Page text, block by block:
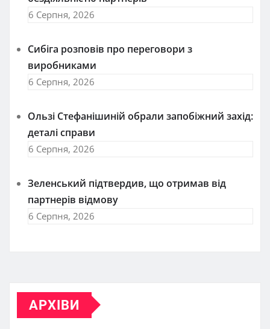
6 Серпня, 2026
Сибіга розповів про переговори з
виробниками
6 Серпня, 2026
Ользі Стефанішиній обрали запобіжний захід:
деталі справи
6 Серпня, 2026
Зеленський підтвердив, що отримав від
партнерів відмову
6 Серпня, 2026
АРХІВИ